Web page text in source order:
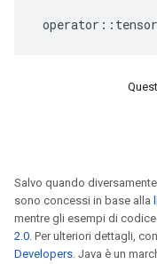
operator ::
Salvo quando
sono concessi in base alla
mentre gli esempi di
2.0. Per ulteriori dettagli,
Developers. Java è un